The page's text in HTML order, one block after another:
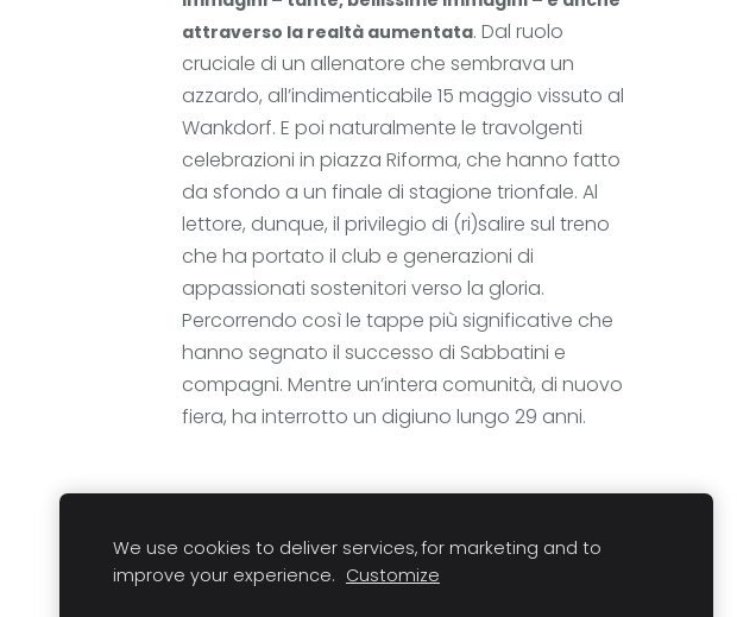
attraverso la realtà aumentata. Dal ruolo
cruciale di un allenatore che sembrava un
azzardo, all’indimenticabile 15 maggio vissuto al
Wankdorf. E poi naturalmente le travolgenti
celebrazioni in piazza Riforma, che hanno fatto
da sfondo a un finale di stagione trionfale. Al
lettore, dunque, il privilegio di (ri)salire sul treno
che ha portato il club e generazioni di
appassionati sostenitori verso la gloria.
Percorrendo così le tappe più significative che
hanno segnato il successo di Sabbatini e
compagni. Mentre un’intera comunità, di nuovo
fiera, ha interrotto un digiuno lungo 29 anni.
Pin
We use cookies to deliver services, for marketing and to
improve your experience. Customize